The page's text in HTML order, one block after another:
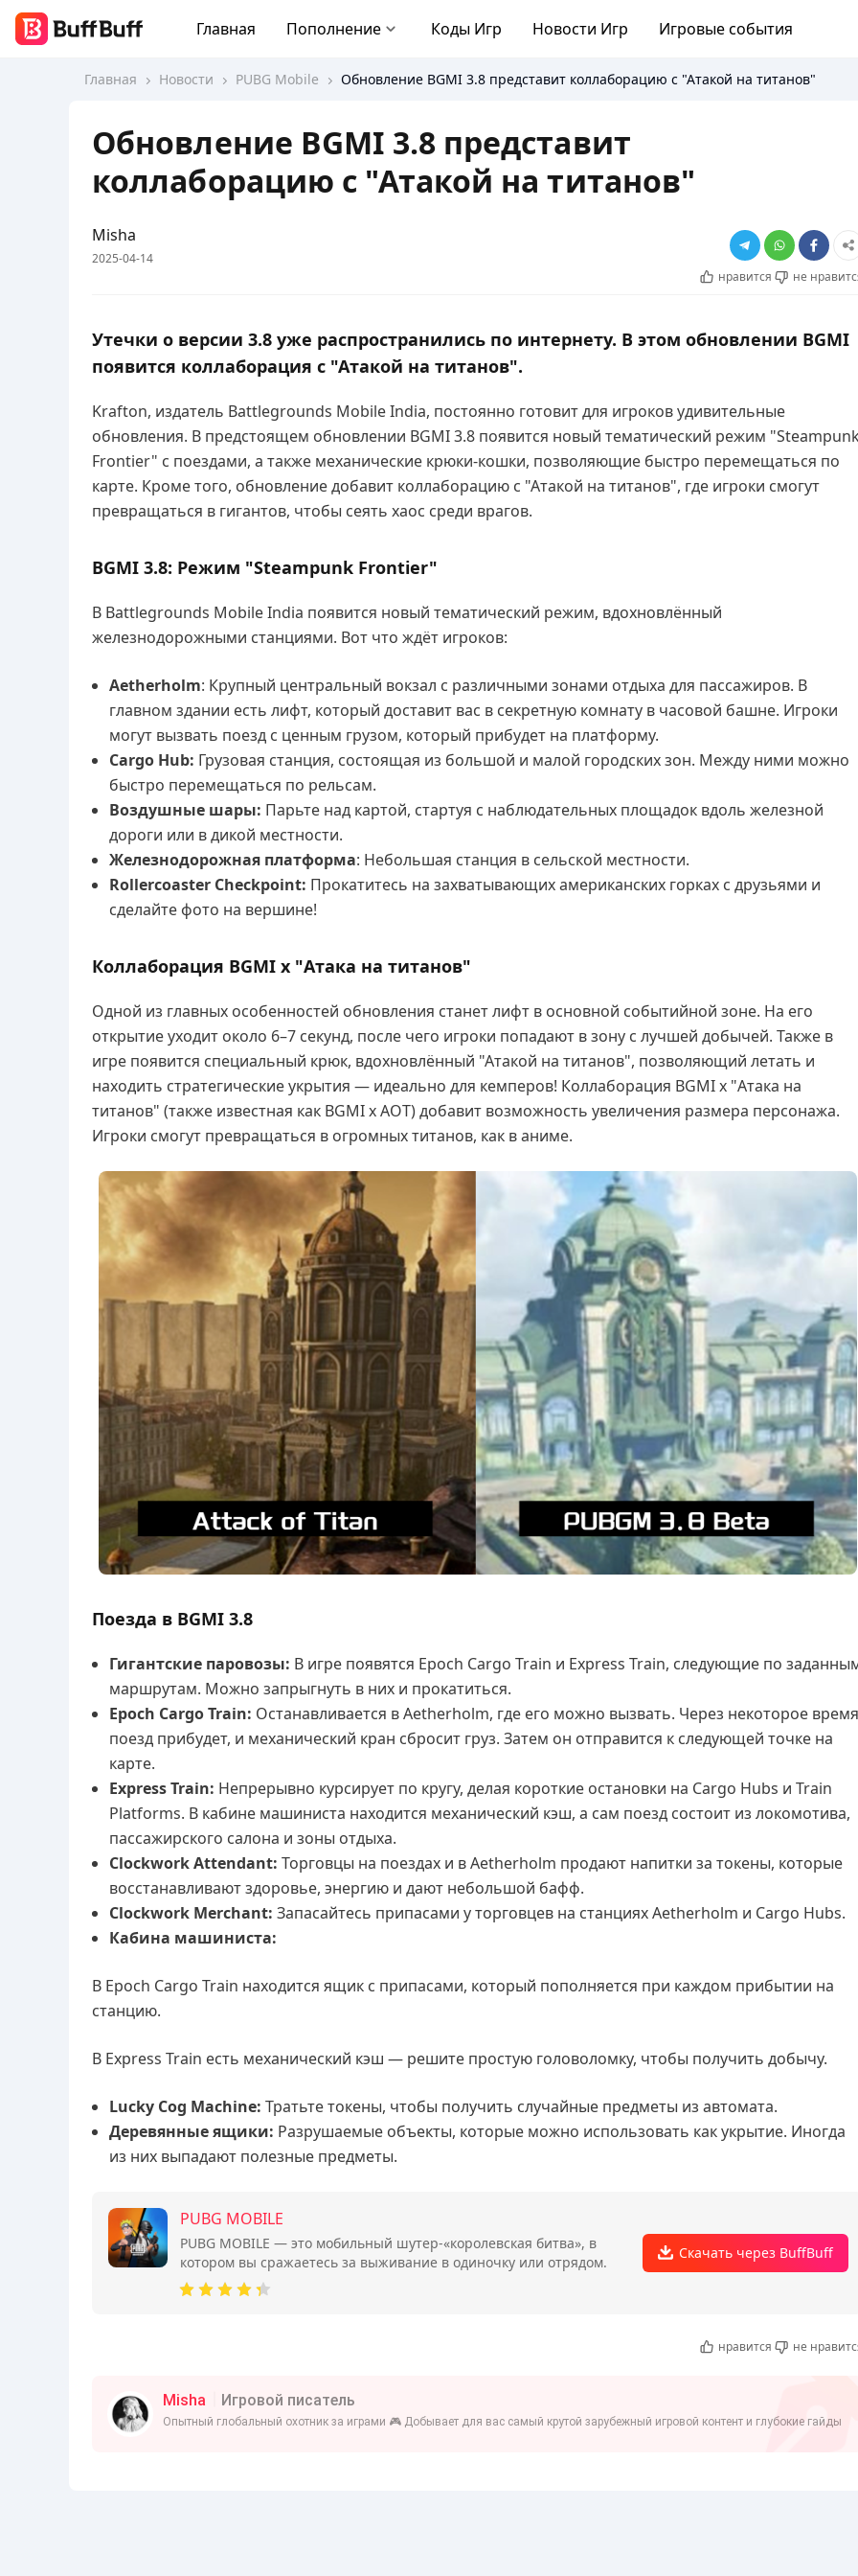
Главная Пополнение Коды Игр Новости Игр Игровые события
Главная Новости PUBG Mobile Обновление BGMI 3.8 представит коллаборацию с "Атакой на титанов"
Обновление BGMI 3.8 представит
коллаборацию с "Атакой на титанов"
Misha
2025-04-14
нравится
не
Утечки о версии 3.8 уже распространились по интернету. В этом обновлении BGMI
появится коллаборация с "Атакой на титанов".
Krafton, издатель Battlegrounds Mobile India, постоянно готовит для игроков удивительные
обновления. В предстоящем обновлении BGMI 3.8 появится новый тематический режим
Frontier" с поездами, а также механические крюки-кошки, позволяющие быстро перемещаться по
карте. Кроме того, обновление добавит коллаборацию с "Атакой на титанов", где игроки смогут
превращаться в гигантов, чтобы сеять хаос среди врагов.
BGMI 3.8: Режим "Steampunk Frontier"
В Battlegrounds Mobile India появится новый тематический режим, вдохновлённый
железнодорожными станциями. Вот что ждёт игроков:
Aetherholm: Крупный центральный вокзал с различными зонами отдыха для пассажиров. В
главном здании есть лифт, который доставит вас в секретную комнату в часовой башне. Игроки
могут вызвать поезд с ценным грузом, который прибудет на платформу.
Cargo Hub: Грузовая станция, состоящая из большой и малой городских зон. Между ними можно
быстро перемещаться по рельсам.
Воздушные шары: Парьте над картой, стартуя с наблюдательных площадок вдоль железной
дороги или в дикой местности.
Железнодорожная платформа: Небольшая станция в сельской местности.
Rollercoaster Checkpoint: Прокатитесь на захватывающих американских горках с друзьями и
сделайте фото на вершине!
Коллаборация BGMI x "Атака на титанов"
Одной из главных особенностей обновления станет лифт в основной событийной зоне. На его
открытие уходит около 6–7 секунд, после чего игроки попадают в зону с лучшей добычей. Также в
игре появится специальный крюк, вдохновлённый "Атакой на титанов", позволяющий летать и
находить стратегические укрытия — идеально для кемперов! Коллаборация BGMI x "Атака на
титанов" (также известная как BGMI x AOT) добавит возможность увеличения размера персонажа.
Игроки смогут превращаться в огромных титанов, как в аниме.
Поезда в BGMI 3.8
Гигантские паровозы: В игре появятся Epoch Cargo Train и Express Train, следующие по
маршрутам. Можно запрыгнуть в них и прокатиться.
Epoch Cargo Train: Останавливается в Aetherholm, где его можно вызвать. Через некоторое время
поезд прибудет, и механический кран сбросит груз. Затем он отправится к следующей точке на
карте.
Express Train: Непрерывно курсирует по кругу, делая короткие остановки на Cargo Hubs и Train
Platforms. В кабине машиниста находится механический кэш, а сам поезд состоит из локомотива,
пассажирского салона и зоны отдыха.
Clockwork Attendant: Торговцы на поездах и в Aetherholm продают напитки за токены, которые
восстанавливают здоровье, энергию и дают небольшой бафф.
Clockwork Merchant: Запасайтесь припасами у торговцев на станциях Aetherholm и Cargo Hubs.
Кабина машиниста:
В Epoch Cargo Train находится ящик с припасами, который пополняется при каждом прибытии на
станцию.
В Express Train есть механический кэш — решите простую головоломку, чтобы получить добычу.
Lucky Cog Machine: Тратьте токены, чтобы получить случайные предметы из автомата.
Деревянные ящики: Разрушаемые объекты, которые можно использовать как укрытие. Иногда
из них выпадают полезные предметы.
PUBG MOBILE
PUBG MOBILE — это мобильный шутер-«королевская битва», в
котором вы сражаетесь за выживание в одиночку или отрядом.
Скачать через BuffBuff
нравится не
Misha Игровой писатель
Опытный глобальный охотник за играми 🎮 Добывает для вас самый крутой зарубежный игровой контент и глубокие гайды